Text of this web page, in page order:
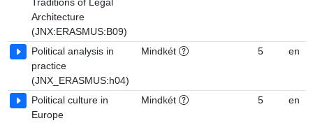
Architecture
(JNX:ERASMUS:B09)
Political analysis in
practice
(JNX_ERASMUS:h04)
Mindkét 5 en
Political culture in
Europe
Mindkét 5 en